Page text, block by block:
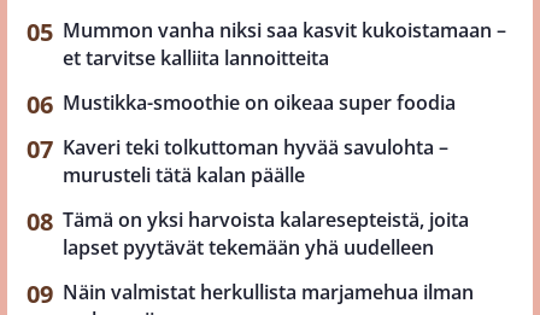
Mummon vanha niksi saa kasvit kukoistamaan –
et tarvitse kalliita lannoitteita
Mustikka-smoothie on oikeaa super foodia
Kaveri teki tolkuttoman hyvää savulohta –
murusteli tätä kalan päälle
Tämä on yksi harvoista kalaresepteistä, joita
lapset pyytävät tekemään yhä uudelleen
Näin valmistat herkullista marjamehua ilman